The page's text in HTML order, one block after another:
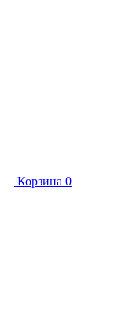
Корзина 0